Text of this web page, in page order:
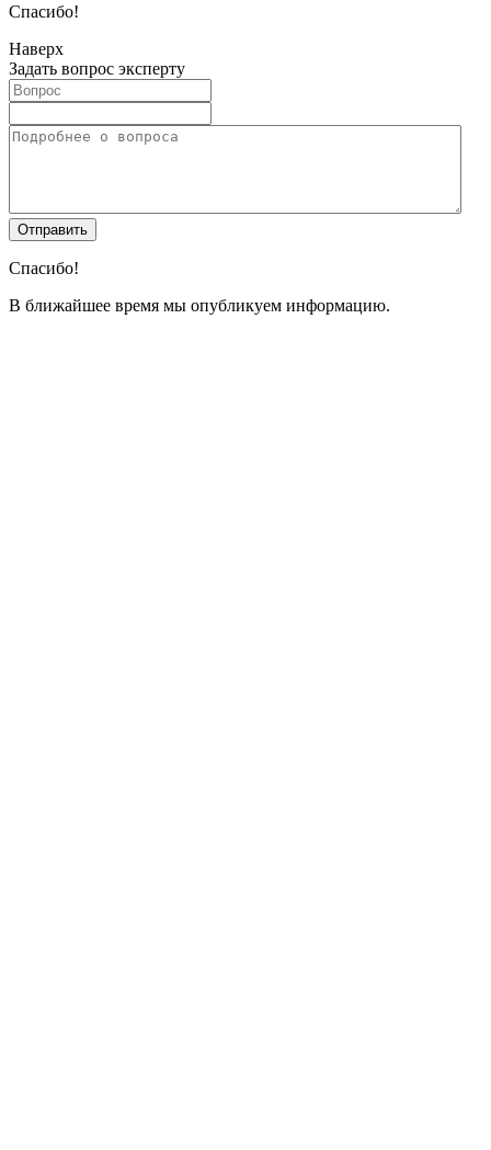
Спасибо!
Наверх
Задать вопрос эксперту
Спасибо!
В ближайшее время мы опубликуем информацию.